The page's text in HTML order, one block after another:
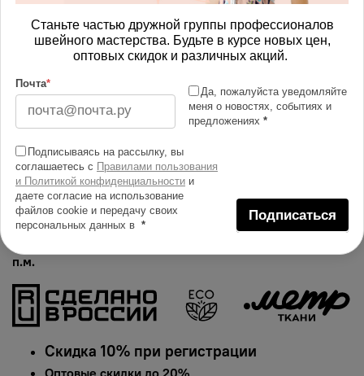
В корзину
Купить в 1 клик
Добавить в сравнение
Описание тканей
Яркий и сочный принт на ткани атлас. Гарантированная
долговечность цвета, идеально подходит для одежды,
п.м.
Скидка 10% при регистрации
Оптовые скидки до 20%
Станьте частью дружной группы профессионалов
швейного мастерства. Будьте в курсе новых цен,
оптовых скидок и различных акций.
Почта*
Да, пожалуйста уведомляйте
меня о новостях, событиях и
предложениях *
Подписываясь на рассылку, вы
соглашаетесь с Правилами пользования
и Политикой конфиденциальности и
даете согласие на использование
файлов cookie и передачу своих
персональных данных в *
Подписаться